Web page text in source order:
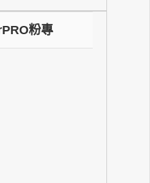
粉專